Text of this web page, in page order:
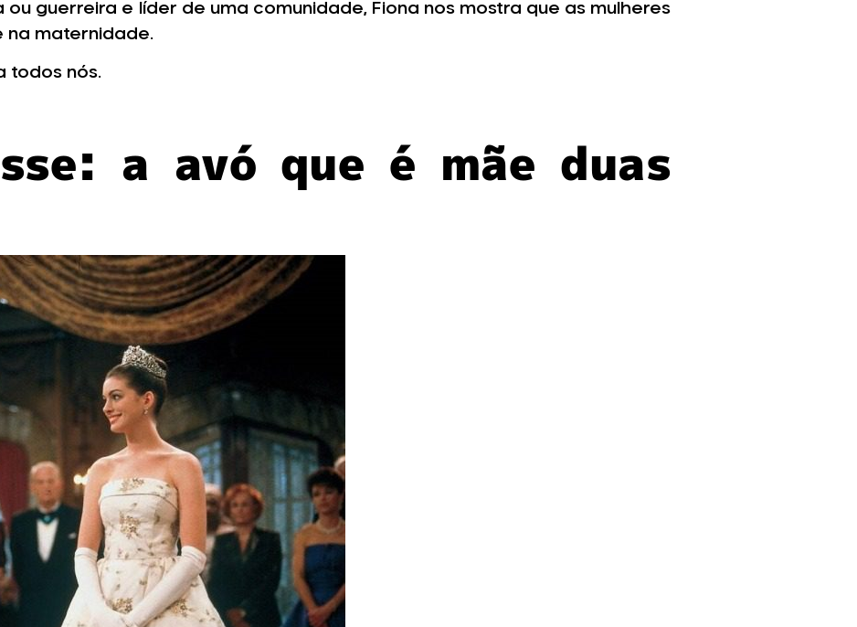
guerreira e líder de uma comunidade, Fiona nos mostra que as mulheres
na maternidade.
todos nós.
a avó que é mãe duas